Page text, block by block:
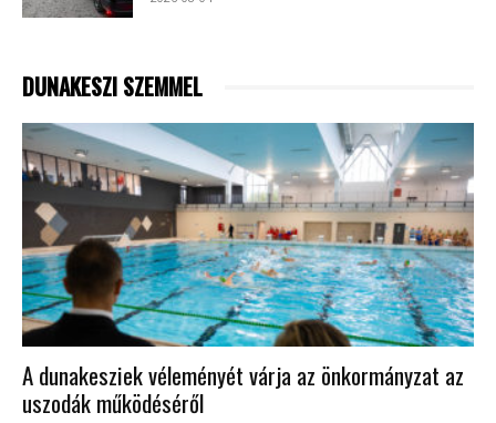
DUNAKESZI SZEMMEL
A dunakesziek véleményét várja az önkormányzat az
uszodák működéséről